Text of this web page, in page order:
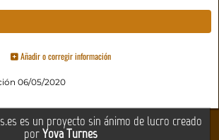
Añadir o corregir información
06/05/2020
es un proyecto sin ánimo de lucro creado
porYova Turnes